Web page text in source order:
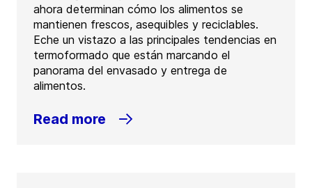
ahora determinan cómo los alimentos se
mantienen frescos, asequibles y reciclables.
Eche un vistazo a las principales tendencias en
termoformado que están marcando el
panorama del envasado y entrega de
alimentos.
Read more